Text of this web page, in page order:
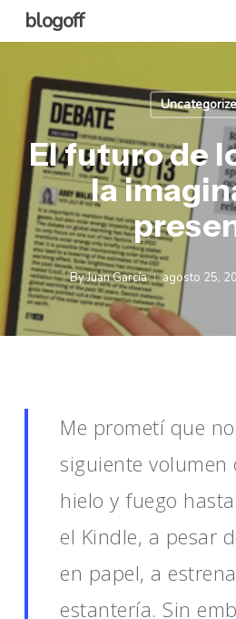
Skip
to
main
content
blogoff
El futuro de
la
ByJuan García agosto 25,
Me prometí que
siguiente volumen
hielo y fuego
el Kindle, a pesar
en papel, a
estantería. Sin